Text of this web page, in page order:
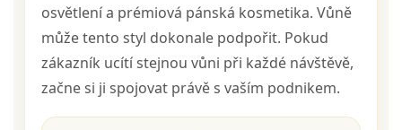
osvětlení a prémiová pánská kosmetika. Vůně
může tento styl dokonale podpořit. Pokud
zákazník ucítí stejnou vůni při každé návštěvě,
začne si ji spojovat právě s vaším podnikem.